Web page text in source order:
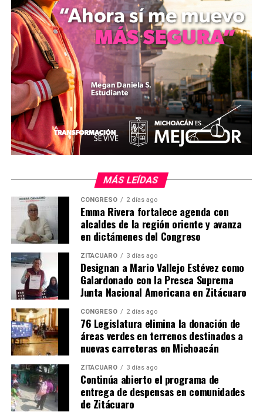
las secretarías de Salud y de Educación impartió talleres
de psicoeducación y pláticas de sensibilización dirigidas
a los estudiantes del centro educativo. La Secretaría de
Salud de Michoacán informó que el programa “El ABC de
las Emociones” se desplegará de forma progresiva en el
resto de los centros escolares del estado.
MiZitácuaro.
Comparte con:
Me gusta esto:
MÁS LEÍDAS
CONGRESO 2 días ago
Emma Rivera fortalece agenda con
alcaldes de la región oriente y avanza
en dictámenes del Congreso
ZITÁCUARO 3 días ago
Designan a Mario Vallejo Estévez como
Galardonado con la Presea Suprema
Junta Nacional Americana en Zitácuaro
CONGRESO 2 días ago
76 Legislatura elimina la donación de
áreas verdes en terrenos destinados a
nuevas carreteras en Michoacán
ZITÁCUARO 3 días ago
Continúa abierto el programa de
entrega de despensas en comunidades
de Zitácuaro